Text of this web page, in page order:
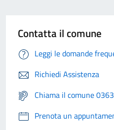
Contatta il comune
Leggi le domande
Richiedi Assistenza
Chiama il comune
Prenota un